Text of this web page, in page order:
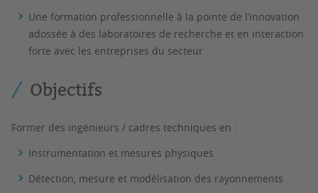
Une formation professionnelle à la pointe de l’innovation
adossée à des laboratoires de recherche et en interaction
forte avec les entreprises du secteur
Objectifs
Former des ingénieurs / cadres techniques en :
Instrumentation et mesures physiques
Détection, mesure et modélisation des rayonnements